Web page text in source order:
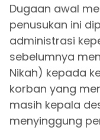
Dugaan awal
penusukan ini
administrasi
sebelumnya
Nikah) kepada
korban yang
masih kepala
menyinggung